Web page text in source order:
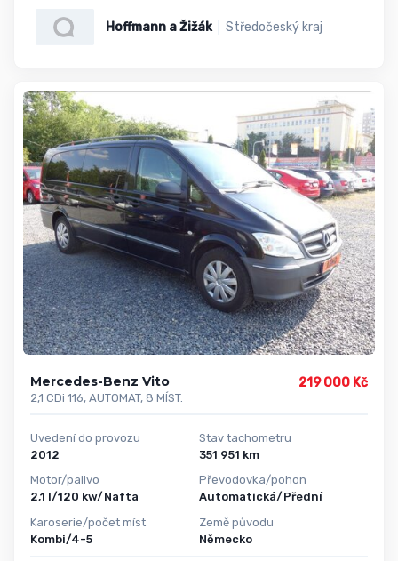
Hoffmann a Žižák Středočeský kraj
Mercedes-Benz Vito
2,1 CDi 116, AUTOMAT, 8 MÍST.
219 000 Kč
Uvedení do provozu
2012
Motor/palivo
2,1 l/120 kw/Nafta
Karoserie/počet míst
Kombi/4-5
Stav tachometru
351 951 km
Převodovka/pohon
Automatická/Přední
Země původu
Německo